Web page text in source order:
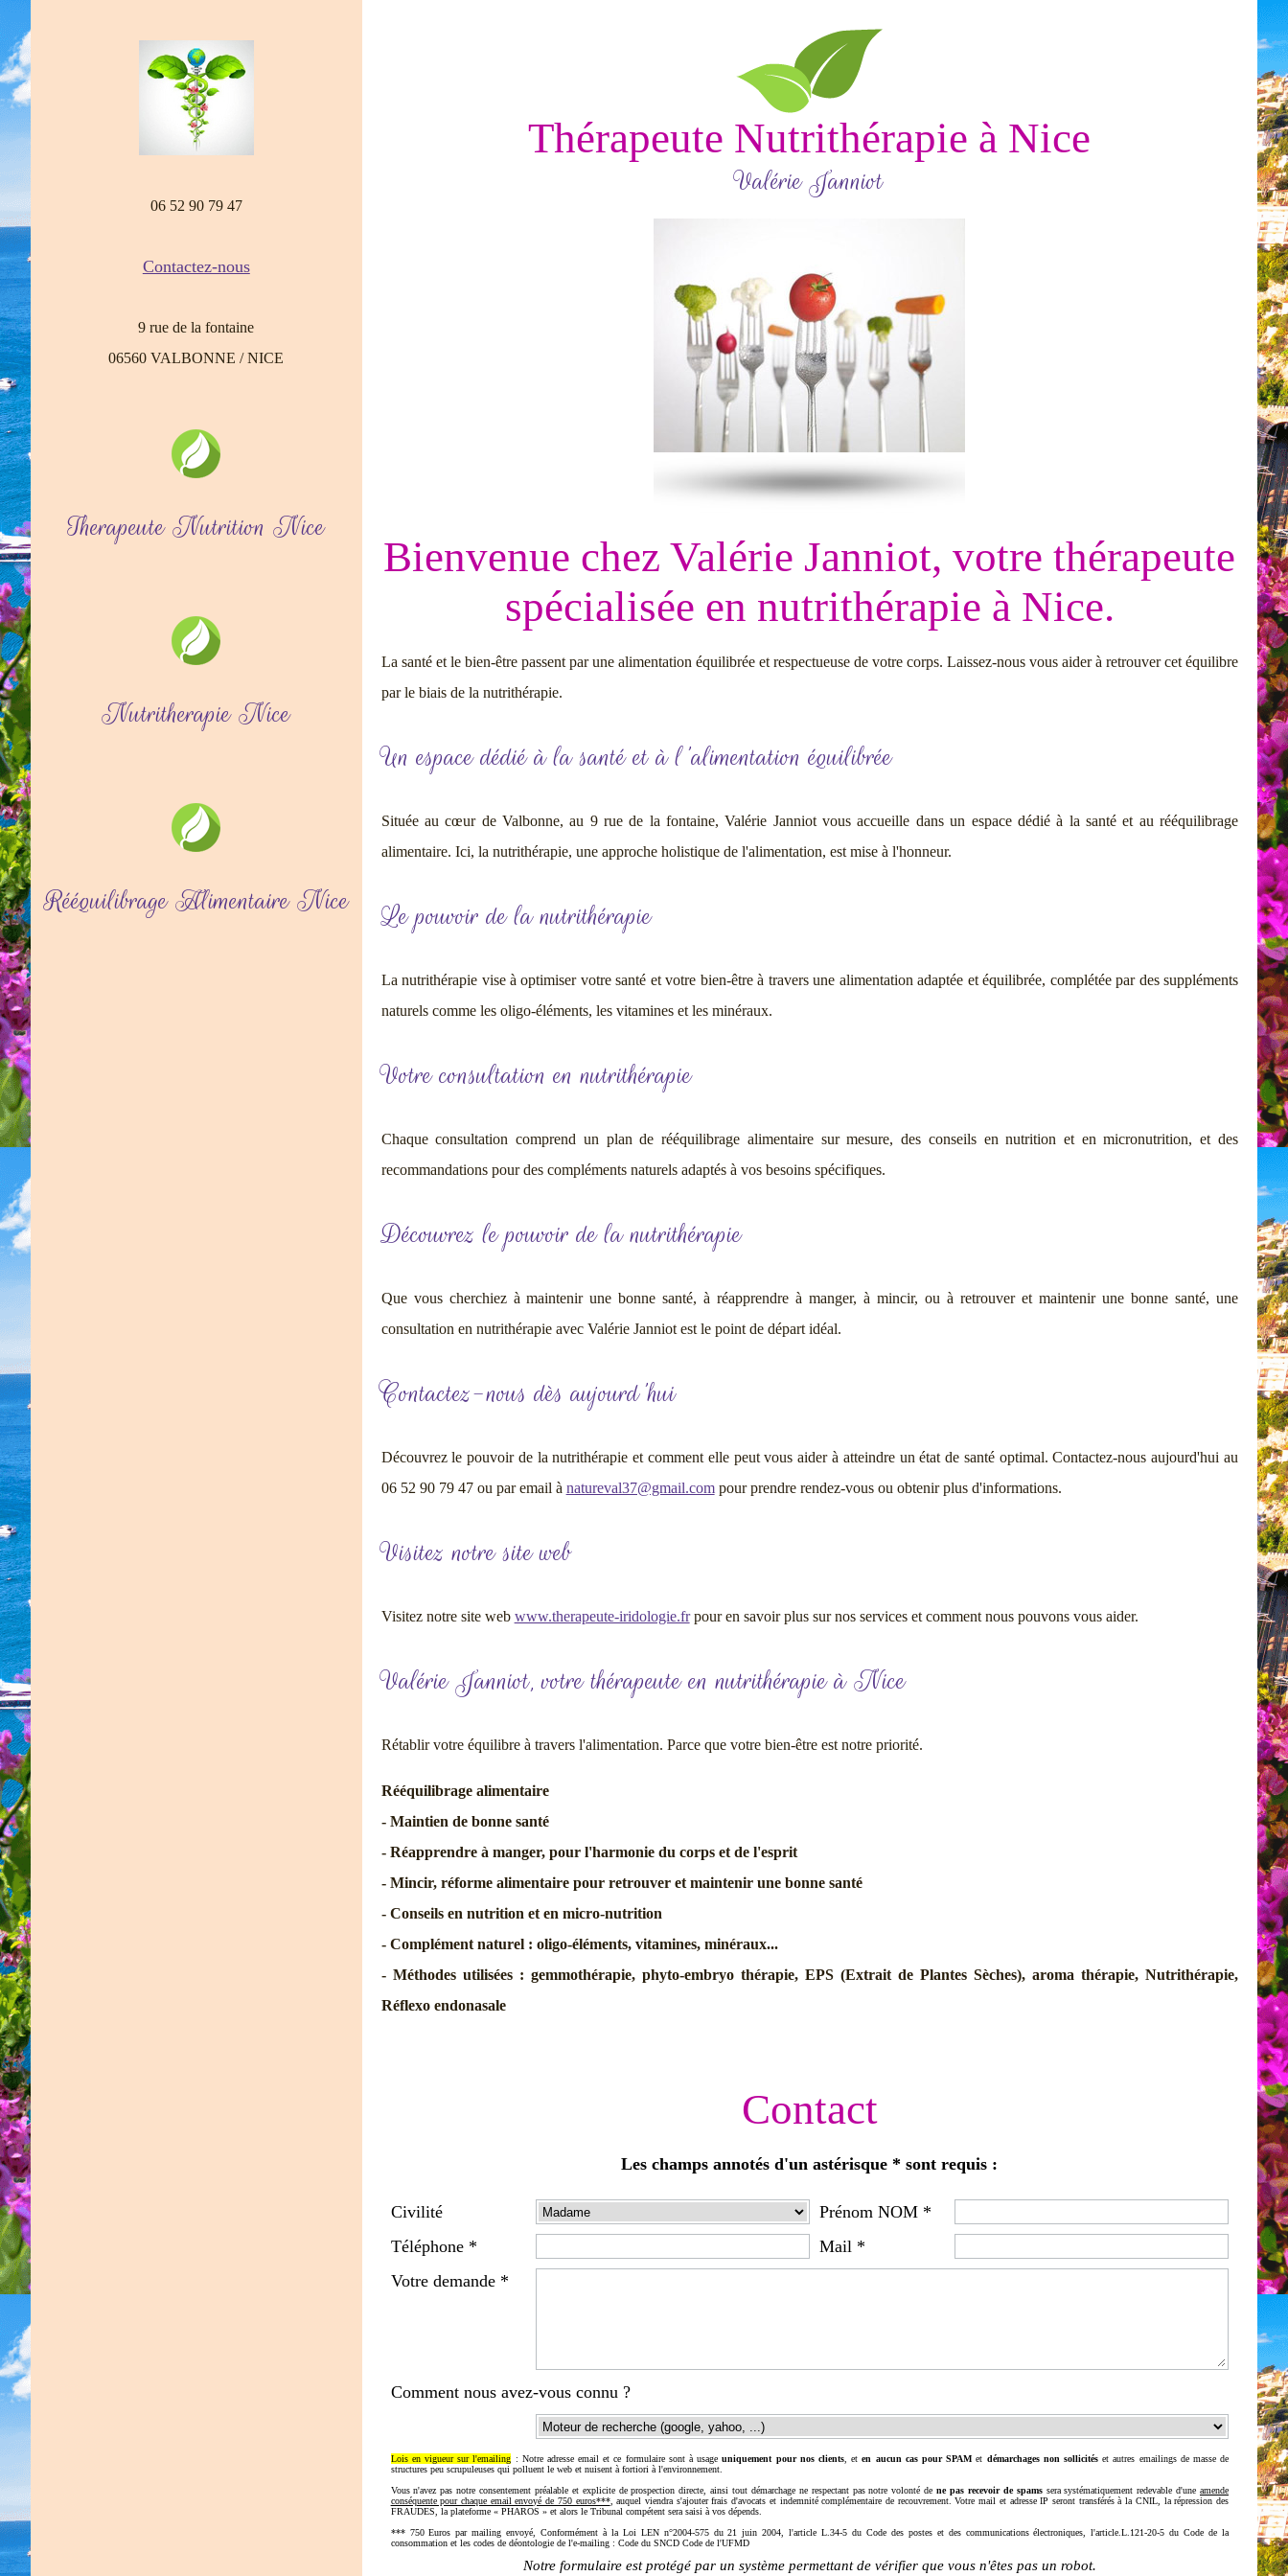
06 52 90 79 47
Contactez-nous
9 rue de la fontaine
06560 VALBONNE / NICE
Therapeute Nutrition Nice
Nutritherapie Nice
Rééquilibrage Alimentaire Nice
Thérapeute Nutrithérapie à Nice
Valérie Janniot
Bienvenue chez Valérie Janniot, votre thérapeute
spécialisée en nutrithérapie à Nice.
La santé et le bien-être passent par une alimentation équilibrée et respectueuse de votre corps. Laissez-nous vous aider à retrouver cet équilibre
par le biais de la nutrithérapie.
Un espace dédié à la santé et à l'alimentation équilibrée
Située au cœur de Valbonne, au 9 rue de la fontaine, Valérie Janniot vous accueille dans un espace dédié à la santé et au rééquilibrage
alimentaire. Ici, la nutrithérapie, une approche holistique de l'alimentation, est mise à l'honneur.
Le pouvoir de la nutrithérapie
La nutrithérapie vise à optimiser votre santé et votre bien-être à travers une alimentation adaptée et équilibrée, complétée par des suppléments
naturels comme les oligo-éléments, les vitamines et les minéraux.
Votre consultation en nutrithérapie
Chaque consultation comprend un plan de rééquilibrage alimentaire sur mesure, des conseils en nutrition et en micronutrition, et des
recommandations pour des compléments naturels adaptés à vos besoins spécifiques.
Découvrez le pouvoir de la nutrithérapie
Que vous cherchiez à maintenir une bonne santé, à réapprendre à manger, à mincir, ou à retrouver et maintenir une bonne santé, une
consultation en nutrithérapie avec Valérie Janniot est le point de départ idéal.
Contactez-nous dès aujourd'hui
Découvrez le pouvoir de la nutrithérapie et comment elle peut vous aider à atteindre un état de santé optimal. Contactez-nous aujourd'hui au
06 52 90 79 47 ou par email à natureval37@gmail.compour prendre rendez-vous ou obtenir plus d'informations.
Visitez notre site web
Visitez notre site web www.therapeute-iridologie.frpour en savoir plus sur nos services et comment nous pouvons vous aider.
Valérie Janniot, votre thérapeute en nutrithérapie à Nice
Rétablir votre équilibre à travers l'alimentation. Parce que votre bien-être est notre priorité.
Rééquilibrage alimentaire
- Maintien de bonne santé
- Réapprendre à manger, pour l'harmonie du corps et de l'esprit
- Mincir, réforme alimentaire pour retrouver et maintenir une bonne santé
- Conseils en nutrition et en micro-nutrition
- Complément naturel : oligo-éléments, vitamines, minéraux...
- Méthodes utilisées : gemmothérapie, phyto-embryo thérapie, EPS (Extrait de Plantes Sèches), aroma thérapie, Nutrithérapie,
Réflexo endonasale
Contact
Les champs annotés d'un astérisque * sont requis :
Civilité
Prénom NOM *
Téléphone *
Mail *
Votre demande *
Comment nous avez-vous connu ?
Lois en vigueur sur l'emailing : Notre adresse email et ce formulaire sont à usageuniquement pour nos clients , eten aucun cas pour SPAM et démarchages non sollicitéset autres emailings de masse de
structures peu scrupuleuses qui polluent le web et nuisent à fortiori à l'environnement.
Vous n'avez pas notre consentement préalable et explicite de prospection directe, ainsi tout démarchage ne respectant pas notre volonté dene pas recevoir de spamssera systématiquement redevable d'uneamende
conséquente pour chaque email envoyé de 750 euros***, auquel viendra s'ajouter frais d'avocats et indemnité complémentaire de recouvrement. Votre mail et adresse IP seront transférés à la CNIL, la répression des
FRAUDES, la plateforme « PHAROS » et alors le Tribunal compétent sera saisi à vos dépends.
*** 750 Euros par mailing envoyé, Conformément à la Loi LEN n°2004-575 du 21 juin 2004, l'article L.34-5 du Code des postes et des communications électroniques, l'article.L.121-20-5 du Code de la
consommation et les codes de déontologie de l'e-mailing : Code du SNCD Code de l'UFMD
Notre formulaire est protégé par un système permettant de vérifier que vous n'êtes pas un robot.